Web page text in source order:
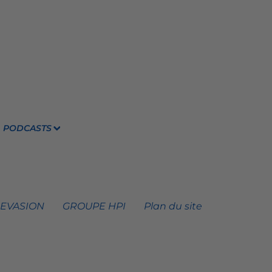
PODCASTS
GROUPE HPI Plan du site